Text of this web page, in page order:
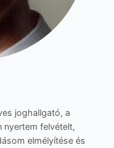
joghallgató, a
nyertem felvételt,
elmélyítése és